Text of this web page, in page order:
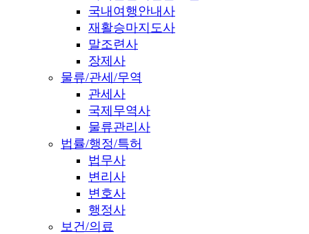
국내여행안내사
재활승마지도사
말조련사
장제사
물류/관세/무역
관세사
국제무역사
물류관리사
법률/행정/특허
법무사
변리사
변호사
행정사
보건/의료